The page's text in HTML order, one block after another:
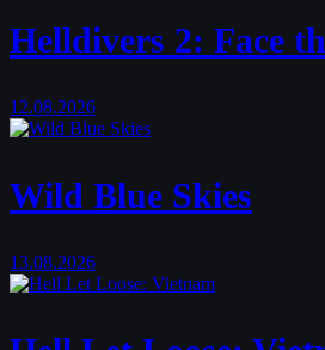
Helldivers 2: Face
12.08.2026
Wild Blue Skies
13.08.2026